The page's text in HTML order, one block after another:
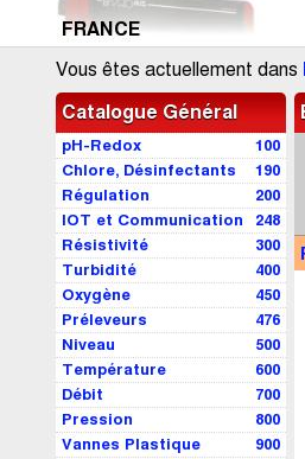
FRANCE
Vous êtes actuellement dans
Catalogue Général
100
pH-Redox
190
Chlore, Désinfectants
200
Régulation
248
IOT et Communication
300
Résistivité
400
Turbidité
450
Oxygène
476
Préleveurs
500
Niveau
600
Température
700
Débit
800
Pression
900
Vannes Plastique